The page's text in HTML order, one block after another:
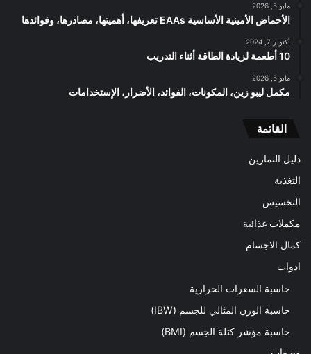
مايو 5, 2026
الأحماض الأمينية الأساسية EAAs تعريفها، أهميتها، مصادرها، وفوائدها
أكتوبر 7, 2024
10 أطعمة لزيادة الطاقة أثناء التدريب
مايو 5, 2026
مكمل ليبو زين، المكونات، الفوائد، الأضرار، الإستخدامات
القائمة
دليل التمارين
التغذية
التخسيس
مكملات غذائية
كمال الاجسام
ادوات
حاسبة السعرات الحرارية
حاسبة الوزن المثالي للجسم (IBW)
حاسبة مؤشر كتلة الجسم (BMI)